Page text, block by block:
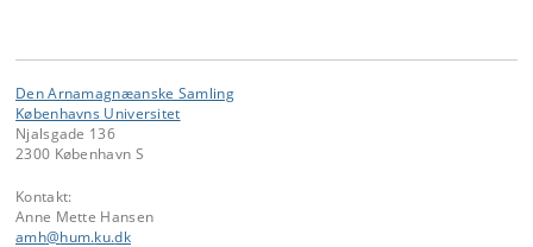
Den Arnamagnæanske Samling
Københavns Universitet
Njalsgade 136
2300 København S
Kontakt:
Anne Mette Hansen
amh@hum.ku.dk